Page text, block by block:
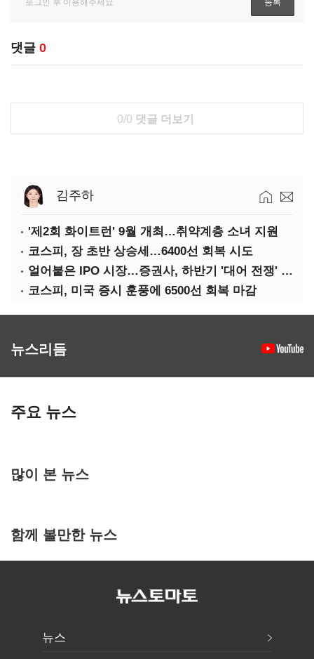
댓글 0
0/0 댓글 더보기
김주하
'제2회 화이트런' 9월 개최…취약계층 소녀 지원
코스피, 장 초반 상승세…6400선 회복 시도
얼어붙은 IPO 시장…증권사, 하반기 '대어 전쟁' 기대
코스피, 미국 증시 훈풍에 6500선 회복 마감
뉴스리듬
주요 뉴스
많이 본 뉴스
함께 볼만한 뉴스
뉴스